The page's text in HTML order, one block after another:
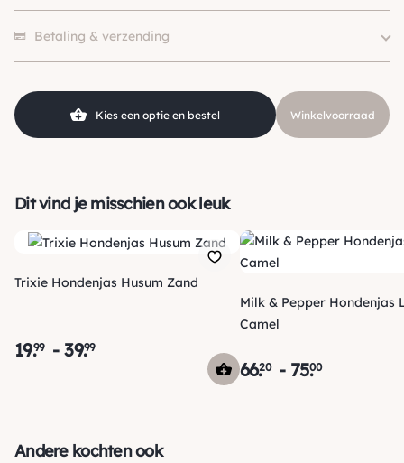
XXXL, XXXXL
Hondgrootte
Merk
Puppia
Betaling & verzending
Je ontvangt een track & trace code van ons zodat je je
Kies een optie en bestel Winkelvoorraad
Dit vind je misschien ook leuk
Trixie Hondenjas Husum Zand
19.99 -39.99
Milk & Pepper Hondenjas
Camel
66.20 - 75.00
Andere kochten ook